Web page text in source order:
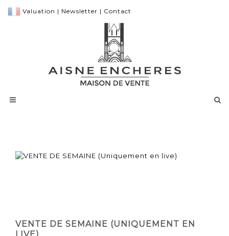
Valuation | Newsletter | Contact
VENTE DE SEMAINE (UNIQUEMENT EN